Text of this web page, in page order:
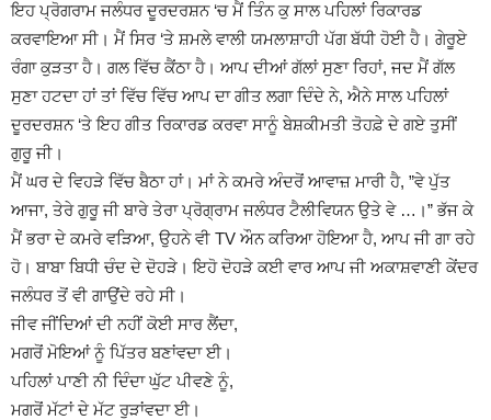
ਇਹ ਪ੍ਰੋਗਰਾਮ ਜਲੰਧਰ ਦੂਰਦਰਸ਼ਨ ‘ਚ ਮੈਂ ਤਿੰਨ ਕੁ ਸਾਲ ਪਹਿਲਾਂ ਰਿਕਾਰਡ
ਕਰਵਾਇਆ ਸੀ। ਮੈਂ ਸਿਰ ‘ਤੇ ਸ਼ਮਲੇ ਵਾਲੀ ਯਮਲਾਸ਼ਾਹੀ ਪੱਗ ਬੱਧੀ ਹੋਈ ਹੈ। ਗੇਰੂਏ
ਰੰਗਾ ਕੁੜਤਾ ਹੈ। ਗਲ ਵਿੱਚ ਕੈਂਠਾ ਹੈ। ਆਪ ਦੀਆਂ ਗੱਲਾਂ ਸੁਣਾ ਰਿਹਾਂ, ਜਦ ਮੈਂ ਗੱਲ
ਸੁਣਾ ਹਟਦਾ ਹਾਂ ਤਾਂ ਵਿੱਚ ਵਿੱਚ ਆਪ ਦਾ ਗੀਤ ਲਗਾ ਦਿੰਦੇ ਨੇ, ਐਨੇ ਸਾਲ ਪਹਿਲਾਂ
ਦੂਰਦਰਸ਼ਨ ‘ਤੇ ਇਹ ਗੀਤ ਰਿਕਾਰਡ ਕਰਵਾ ਸਾਨੂੰ ਬੇਸ਼ਕੀਮਤੀ ਤੋਹਫ਼ੇ ਦੇ ਗਏ ਤੁਸੀਂ
ਗੁਰੂ ਜੀ।
ਮੈਂ ਘਰ ਦੇ ਵਿਹੜੇ ਵਿੱਚ ਬੈਠਾ ਹਾਂ। ਮਾਂ ਨੇ ਕਮਰੇ ਅੰਦਰੋਂ ਆਵਾਜ਼ ਮਾਰੀ ਹੈ, ”ਵੇ ਪੁੱਤ
ਆਜਾ, ਤੇਰੇ ਗੁਰੂ ਜੀ ਬਾਰੇ ਤੇਰਾ ਪ੍ਰੋਗ੍ਰਾਮ ਜਲੰਧਰ ਟੈਲੀਵਿਯਨ ਉਤੇ ਵੇ …।” ਭੱਜ ਕੇ
ਮੈਂ ਭਰਾ ਦੇ ਕਮਰੇ ਵੜਿਆ, ਉਹਨੇ ਵੀ TV ਔਨ ਕਰਿਆ ਹੋਇਆ ਹੈ, ਆਪ ਜੀ ਗਾ ਰਹੇ
ਹੋ। ਬਾਬਾ ਬਿਧੀ ਚੰਦ ਦੇ ਦੋਹੜੇ। ਇਹੋ ਦੋਹੜੇ ਕਈ ਵਾਰ ਆਪ ਜੀ ਅਕਾਸ਼ਵਾਣੀ ਕੇਂਦਰ
ਜਲੰਧਰ ਤੋਂ ਵੀ ਗਾਉਂਦੇ ਰਹੇ ਸੀ।
ਜੀਵ ਜੀਂਦਿਆਂ ਦੀ ਨਹੀਂ ਕੋਈ ਸਾਰ ਲੈਂਦਾ,
ਮਗਰੋਂ ਮੋਇਆਂ ਨੂੰ ਪਿੱਤਰ ਬਣਾਂਵਦਾ ਈ।
ਪਹਿਲਾਂ ਪਾਣੀ ਨੀ ਦਿੰਦਾ ਘੁੱਟ ਪੀਵਣੇ ਨੂੰ,
ਮਗਰੋਂ ਮੱਟਾਂ ਦੇ ਮੱਟ ਰੁੜਾਂਵਦਾ ਈ।